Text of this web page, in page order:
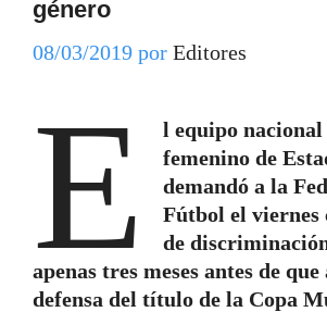
género
08/03/2019 por Editores
E
l equipo
femenino de
demandó a la
Fútbol el viernes
de
apenas tres meses antes de
defensa del título de la Copa